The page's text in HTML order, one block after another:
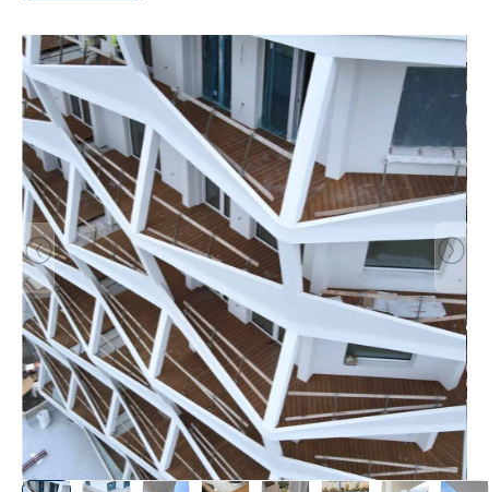
Bildergalerie überspringen